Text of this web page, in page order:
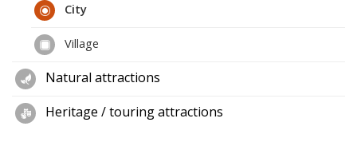
City
Village
Natural attractions
Heritage / touring attractions